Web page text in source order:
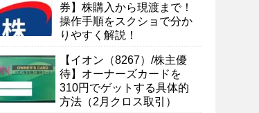
券】株購入から現渡まで！
操作手順をスクショで分か
りやすく解説！
【イオン（8267）/株主優
待】オーナーズカードを
310円でゲットする具体的
方法（2月クロス取引）